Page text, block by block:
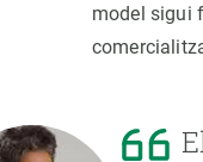
model sigui